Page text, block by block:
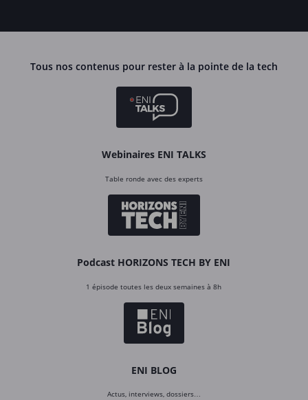
Tous nos contenus pour rester à la pointe de la tech
Webinaires ENI TALKS
Table ronde avec des experts
Podcast HORIZONS TECH BY ENI
1 épisode toutes les deux semaines à 8h
ENI BLOG
Actus, interviews, dossiers…